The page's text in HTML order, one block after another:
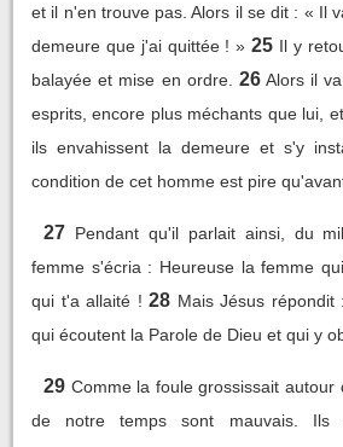
et il n'en trouve pas. Alors il se dit : « Il
demeure que j'ai quittée ! » 25 Il y
balayée et mise en ordre. 26 Alors il
esprits, encore plus méchants que lui,
ils envahissent la demeure et s'y
condition de cet homme est pire
27 Pendant qu'il parlait ainsi, du
femme s'écria : Heureuse la femme
qui t'a allaité ! 28 Mais Jésus
qui écoutent la Parole de Dieu et qui y
29 Comme la foule grossissait
de notre temps sont mauvais. Ils